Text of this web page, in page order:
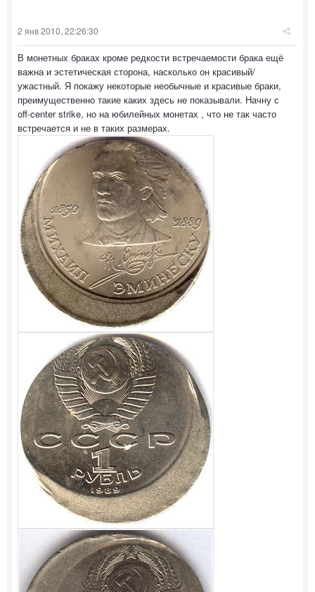
2 янв 2010, 22:26:30
В монетных браках кроме редкости встречаемости брака ещё
важна и эстетическая сторона, насколько он красивый/
ужастный. Я покажу некоторые необычные и красивые браки,
преимущественно такие каких здесь не показывали. Начну с
off-center strike, но на юбилейных монетах , что не так часто
встречается и не в таких размерах.